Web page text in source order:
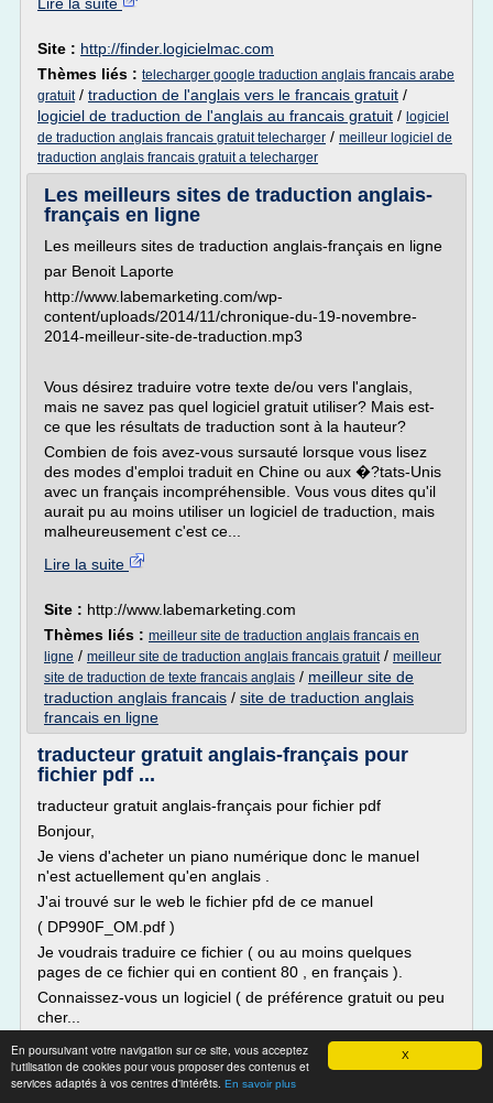
X
En poursuivant votre navigation sur ce site, vous acceptez
l'utilisation de cookies pour vous proposer des contenus et
services adaptés à vos centres d'intérêts. En savoir plus
Site : http://finder.logicielmac.com
Thèmes liés : telecharger google traduction anglais francais arabe
gratuit/ traduction de l'anglais vers le francais gratuit /
logiciel de traduction de l'anglais au francais gratuit / logiciel
de traduction anglais francais gratuit telecharger / meilleur logiciel de
traduction anglais francais gratuit a telecharger
Les meilleurs sites de traduction anglais-
français en ligne
Les meilleurs sites de traduction anglais-français en ligne
par Benoit Laporte
http://www.labemarketing.com/wp-
content/uploads/2014/11/chronique-du-19-novembre-
2014-meilleur-site-de-traduction.mp3
Vous désirez traduire votre texte de/ou vers l'anglais,
mais ne savez pas quel logiciel gratuit utiliser? Mais est-
ce que les résultats de traduction sont à la hauteur?
Combien de fois avez-vous sursauté lorsque vous lisez
des modes d'emploi traduit en Chine ou aux �?tats-Unis
avec un français incompréhensible. Vous vous dites qu'il
aurait pu au moins utiliser un logiciel de traduction, mais
malheureusement c'est ce...
Lire la suite
Site : http://www.labemarketing.com
Thèmes liés : meilleur site de traduction anglais francais en
ligne / meilleur site de traduction anglais francais gratuit/ meilleur
site de traduction de texte francais anglais / meilleur site de
traduction anglais francais / site de traduction anglais
francais en ligne
traducteur gratuit anglais-français pour
fichier pdf ...
traducteur gratuit anglais-français pour fichier pdf
Bonjour,
Je viens d'acheter un piano numérique donc le manuel
n'est actuellement qu'en anglais .
J'ai trouvé sur le web le fichier pfd de ce manuel
( DP990F_OM.pdf )
Je voudrais traduire ce fichier ( ou au moins quelques
pages de ce fichier qui en contient 80 , en français ).
Connaissez-vous un logiciel ( de préférence gratuit ou peu
cher...
Lire la suite
Site :